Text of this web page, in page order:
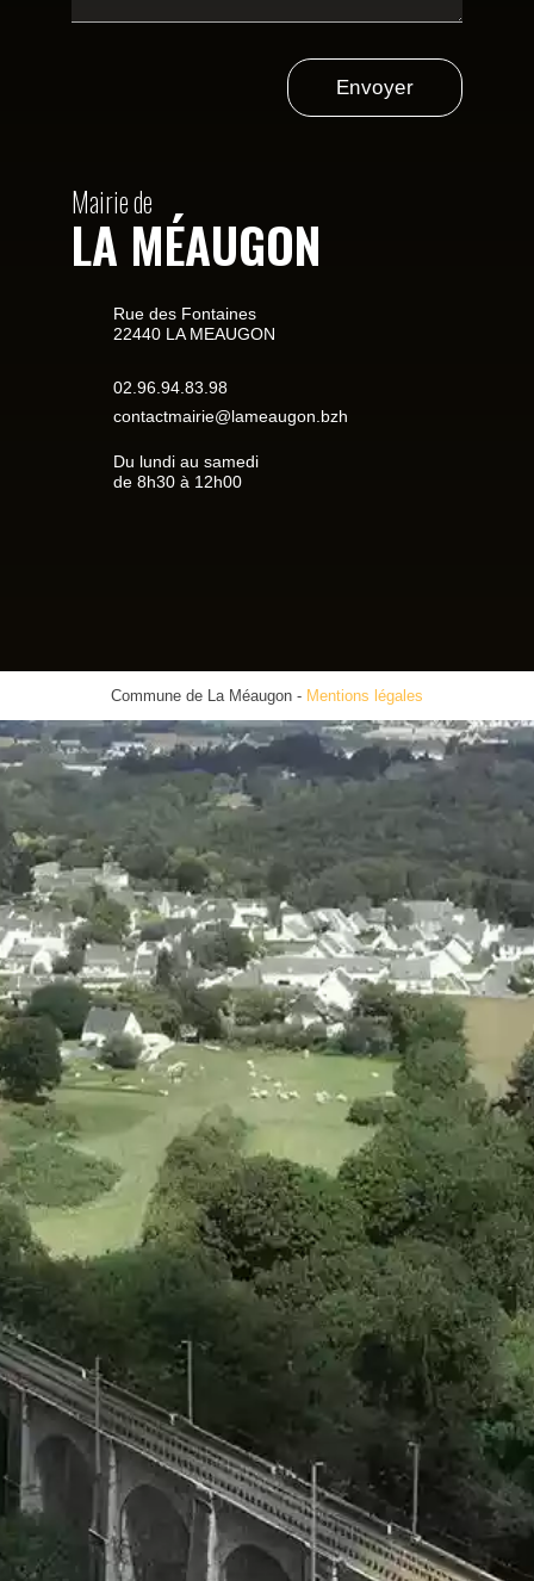
Envoyer
Mairie de
LA MÉAUGON
Rue des Fontaines
22440 LA MEAUGON
02.96.94.83.98
contactmairie@lameaugon.bzh
Du lundi au samedi
de 8h30 à 12h00
Commune de La Méaugon - Mentions légales